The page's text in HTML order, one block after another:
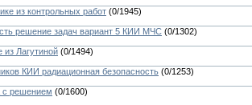
из контрольных работ (0/1945)
решение задач вариант 5 КИИ МЧС (0/1302)
Лагутиной (0/1494)
КИИ радиационная безопасность (0/1253)
с решением (0/1600)